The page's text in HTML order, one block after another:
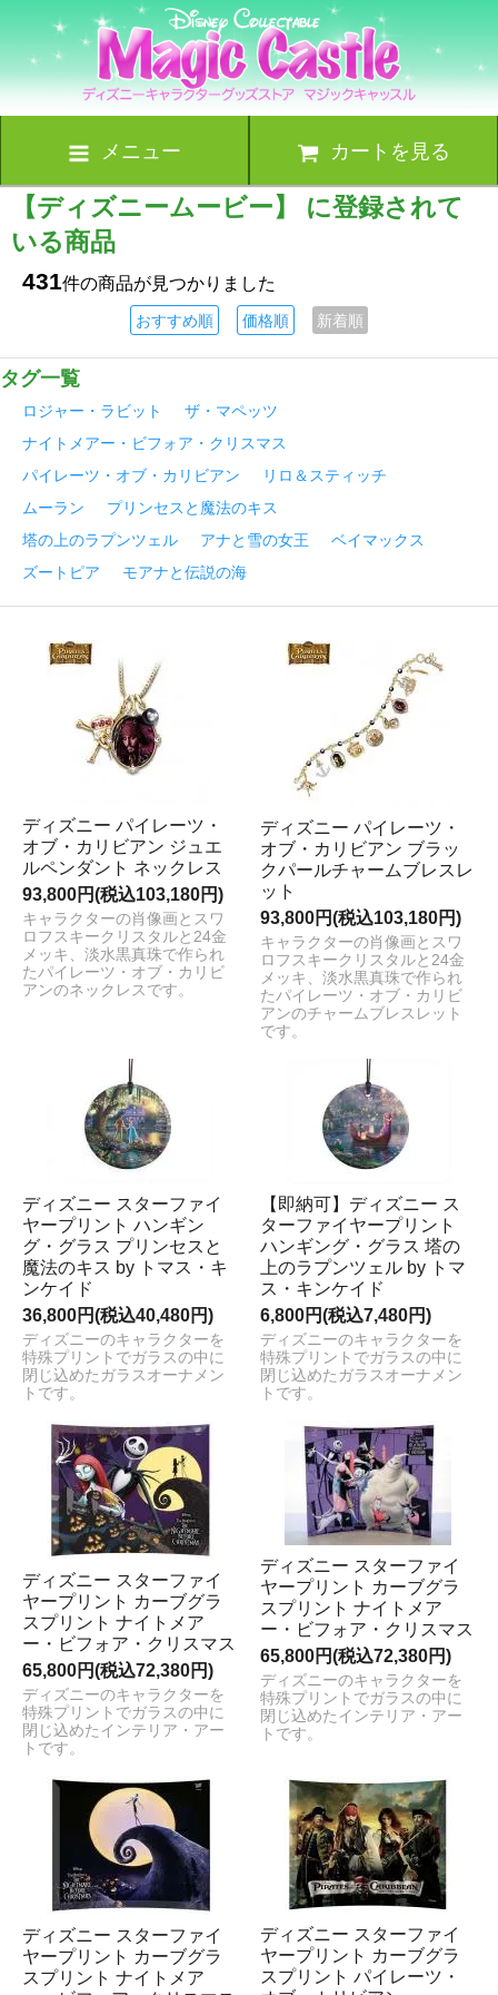
メニュー カートを見る
【ディズニームービー】 に登録されて
いる商品
431件の商品が見つかりました
おすすめ順 価格順 新着順
タグ一覧
ロジャー・ラビット
ザ・マペッツ
ナイトメアー・ビフォア・クリスマス
パイレーツ・オブ・カリビアン
リロ＆スティッチ
ムーラン
プリンセスと魔法のキス
塔の上のラプンツェル
アナと雪の女王
ベイマックス
ズートピア
モアナと伝説の海
ディズニー パイレーツ・
オブ・カリビアン ジュエ
ルペンダント ネックレス
93,800円(税込103,180円)
キャラクターの肖像画とスワ
ロフスキークリスタルと24金
メッキ、淡水黒真珠で作られ
たパイレーツ・オブ・カリビ
アンのネックレスです。
ディズニー パイレーツ・
オブ・カリビアン ブラッ
クパールチャームブレスレ
ット
93,800円(税込103,180円)
キャラクターの肖像画とスワ
ロフスキークリスタルと24金
メッキ、淡水黒真珠で作られ
たパイレーツ・オブ・カリビ
アンのチャームブレスレット
です。
ディズニー スターファイ
ヤープリント ハンギン
グ・グラス プリンセスと
魔法のキス by トマス・キ
ンケイド
36,800円(税込40,480円)
ディズニーのキャラクターを
特殊プリントでガラスの中に
閉じ込めたガラスオーナメン
トです。
【即納可】ディズニー ス
ターファイヤープリント
ハンギング・グラス 塔の
上のラプンツェル by トマ
ス・キンケイド
6,800円(税込7,480円)
ディズニーのキャラクターを
特殊プリントでガラスの中に
閉じ込めたガラスオーナメン
トです。
ディズニー スターファイ
ヤープリント カーブグラ
スプリント ナイトメア
ー・ビフォア・クリスマス
65,800円(税込72,380円)
ディズニーのキャラクターを
特殊プリントでガラスの中に
閉じ込めたインテリア・アー
トです。
ディズニー スターファイ
ヤープリント カーブグラ
スプリント ナイトメア
ー・ビフォア・クリスマス
65,800円(税込72,380円)
ディズニーのキャラクターを
特殊プリントでガラスの中に
閉じ込めたインテリア・アー
トです。
ディズニー スターファイ
ヤープリント カーブグラ
スプリント ナイトメア
ディズニー スターファイ
ヤープリント カーブグラ
スプリント パイレーツ・